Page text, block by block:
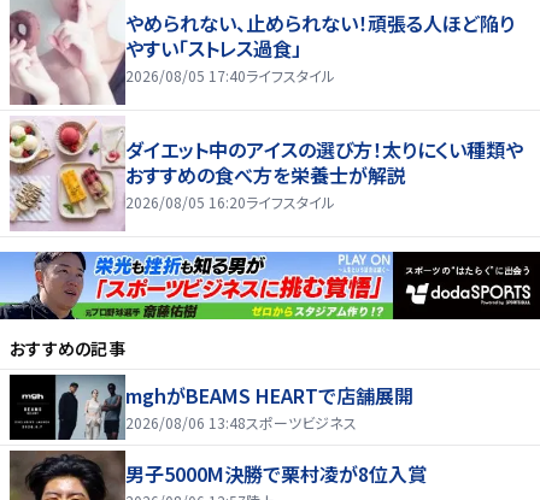
やめられない、止められない！頑張る人ほど陥り
やすい「ストレス過食」
2026/08/05 17:40ライフスタイル
ダイエット中のアイスの選び方！太りにくい種類や
おすすめの食べ方を栄養士が解説
2026/08/05 16:20ライフスタイル
おすすめの記事
mghがBEAMS HEARTで店舗展開
2026/08/06 13:48スポーツビジネス
男子5000M決勝で栗村凌が8位入賞